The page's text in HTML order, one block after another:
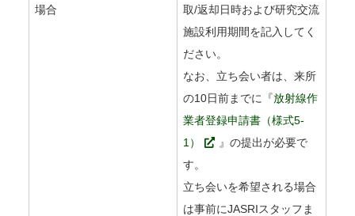
場合
取/返却日時および研究交流
施設利用期間を記入してく
ださい。
なお、立ち会い者は、来所
の10日前までに『放射線作
業者登録申請書（様式5-
1）
』の提出が必要で
す。
立ち会いを希望される場合
は事前にJASRIスタッフま